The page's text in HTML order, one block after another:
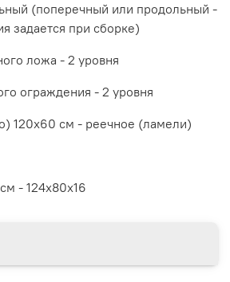
(поперечный или продольный -
задается при сборке)
ложа - 2 уровня
ограждения - 2 уровня
120х60 см - реечное (ламели)
- 124х80х16